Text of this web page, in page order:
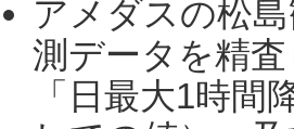
アメダスの松
測データを精
「日最大1時